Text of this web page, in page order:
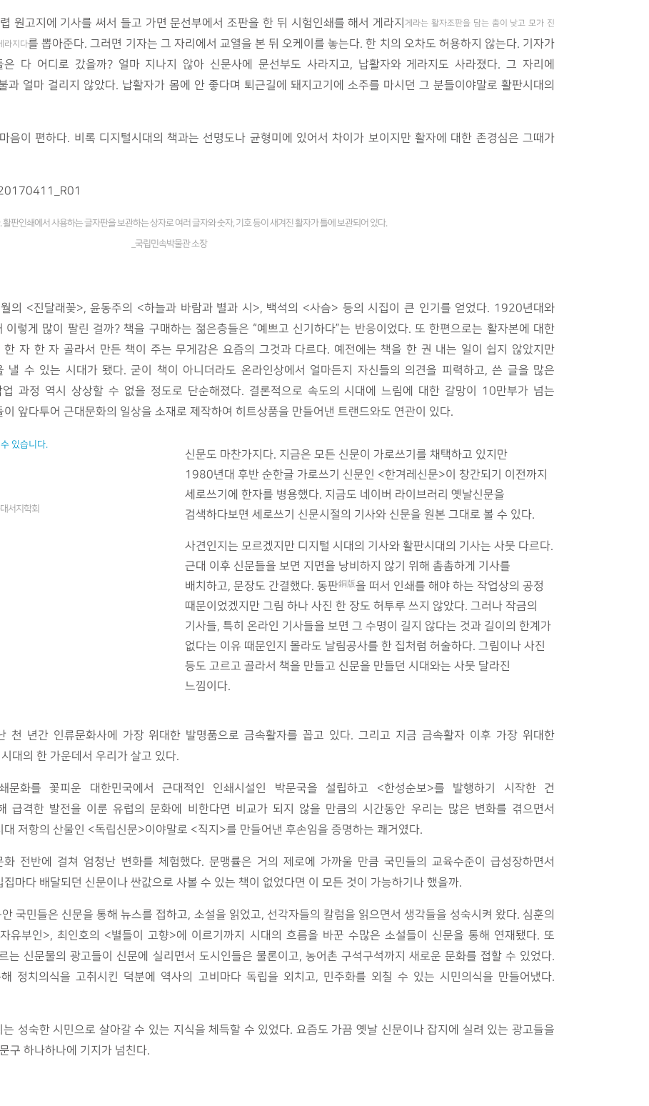
원고지에 기사를 써서 들고 가면 문선부에서 조판을 한 뒤 시험인쇄를 해서 게라지 게라는 활자조판을 담는 춤이 낮고 모가 진
라지다를 뽑아준다. 그러면 기자는 그 자리에서 교열을 본 뒤 오케이를 놓는다. 한 치의 오차도 허용하지 않는다. 기자가
다 어디로 갔을까? 얼마 지나지 않아 신문사에 문선부도 사라지고, 납활자와 게라지도 사라졌다. 그 자리에
과 얼마 걸리지 않았다. 납활자가 몸에 안 좋다며 퇴근길에 돼지고기에 소주를 마시던 그 분들이야말로 활판시대의
음이 편하다. 비록 디지털시대의 책과는 선명도나 균형미에 있어서 차이가 보이지만 활자에 대한 존경심은 그때가
활판인쇄에서 사용하는 글자판을 보관하는 상자로 여러 글자와 숫자, 기호 등이 새겨진 활자가 틀에 보관되어 있다.
_국립민속박물관 소장
의 <진달래꽃>, 윤동주의 <하늘과 바람과 별과 시>, 백석의 <사슴> 등의 시집이 큰 인기를 얻었다. 1920년대와
렇게 많이 팔린 걸까? 책을 구매하는 젊은층들은 “예쁘고 신기하다”는 반응이었다. 또 한편으로는 활자본에 대한
자 한 자 골라서 만든 책이 주는 무게감은 요즘의 그것과 다르다. 예전에는 책을 한 권 내는 일이 쉽지 않았지만
낼 수 있는 시대가 됐다. 굳이 책이 아니더라도 온라인상에서 얼마든지 자신들의 의견을 피력하고, 쓴 글을 많은
과정 역시 상상할 수 없을 정도로 단순해졌다. 결론적으로 속도의 시대에 느림에 대한 갈망이 10만부가 넘는
앞다투어 근대문화의 일상을 소재로 제작하여 히트상품을 만들어낸 트랜드와도 연관이 있다.
있습니다.
서지학회
신문도 마찬가지다. 지금은 모든 신문이 가로쓰기를 채택하고 있지만
1980년대 후반 순한글 가로쓰기 신문인 <한겨레신문>이 창간되기 이전까지
세로쓰기에 한자를 병용했다. 지금도 네이버 라이브러리 옛날신문을
검색하다보면 세로쓰기 신문시절의 기사와 신문을 원본 그대로 볼 수 있다.
사견인지는 모르겠지만 디지털 시대의 기사와 활판시대의 기사는 사뭇 다르다.
근대 이후 신문들을 보면 지면을 낭비하지 않기 위해 촘촘하게 기사를
배치하고, 문장도 간결했다. 동판銅版을 떠서 인쇄를 해야 하는 작업상의 공정
때문이었겠지만 그림 하나 사진 한 장도 허투루 쓰지 않았다. 그러나 작금의
기사들, 특히 온라인 기사들을 보면 그 수명이 길지 않다는 것과 길이의 한계가
없다는 이유 때문인지 몰라도 날림공사를 한 집처럼 허술하다. 그림이나 사진
등도 고르고 골라서 책을 만들고 신문을 만들던 시대와는 사뭇 달라진
느낌이다.
천 년간 인류문화사에 가장 위대한 발명품으로 금속활자를 꼽고 있다. 그리고 지금 금속활자 이후 가장 위대한
대의 한 가운데서 우리가 살고 있다.
화를 꽃피운 대한민국에서 근대적인 인쇄시설인 박문국을 설립하고 <한성순보>를 발행하기 시작한 건
급격한 발전을 이룬 유럽의 문화에 비한다면 비교가 되지 않을 만큼의 시간동안 우리는 많은 변화를 겪으면서
저항의 산물인 <독립신문>이야말로 <직지>를 만들어낸 후손임을 증명하는 쾌거였다.
전반에 걸쳐 엄청난 변화를 체험했다. 문맹률은 거의 제로에 가까울 만큼 국민들의 교육수준이 급성장하면서
마다 배달되던 신문이나 싼값으로 사볼 수 있는 책이 없었다면 이 모든 것이 가능하기나 했을까.
국민들은 신문을 통해 뉴스를 접하고, 소설을 읽었고, 선각자들의 칼럼을 읽으면서 생각들을 성숙시켜 왔다. 심훈의
유부인>, 최인호의 <별들이 고향>에 이르기까지 시대의 흐름을 바꾼 수많은 소설들이 신문을 통해 연재됐다. 또
는 신문물의 광고들이 신문에 실리면서 도시인들은 물론이고, 농어촌 구석구석까지 새로운 문화를 접할 수 있었다.
정치의식을 고취시킨 덕분에 역사의 고비마다 독립을 외치고, 민주화를 외칠 수 있는 시민의식을 만들어냈다.
성숙한 시민으로 살아갈 수 있는 지식을 체득할 수 있었다. 요즘도 가끔 옛날 신문이나 잡지에 실려 있는 광고들을
구 하나하나에 기지가 넘친다.